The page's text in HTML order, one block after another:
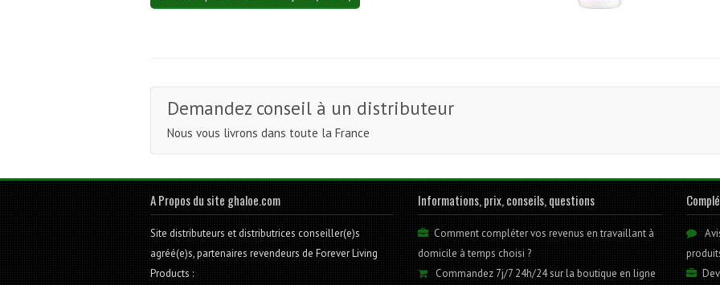
Demandez conseil à un distributeur
Nous vous livrons dans toute la France
A Propos du site ghaloe.com
Site distributeurs et distributrices conseiller(e)s
agréé(e)s, partenaires revendeurs de Forever Living
Products :
Informations, prix, conseils, questions
Comment compléter vos revenus en travaillant à
domicile à temps choisi ?
Commandez 7j/7 24h/24 sur la boutique en ligne